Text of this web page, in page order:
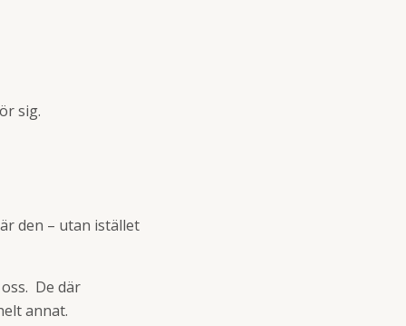
sig.
den – utan istället
De där
annat.